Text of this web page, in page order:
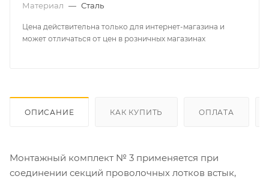
Материал — Сталь
Цена действительна только для интернет-магазина и
может отличаться от цен в розничных магазинах
ОПИСАНИЕ КАК КУПИТЬ ОПЛАТА
Монтажный комплект № 3 применяется при
соединении секций проволочных лотков встык,